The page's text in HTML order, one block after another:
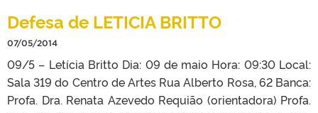
Defesa de LETICIA BRITTO
07/05/2014
09/5 – Letícia Britto Dia: 09 de maio Hora: 09:30 Local:
Sala 319 do Centro de Artes Rua Alberto Rosa, 62 Banca:
Profa. Dra. Renata Azevedo Requião (orientadora) Profa.